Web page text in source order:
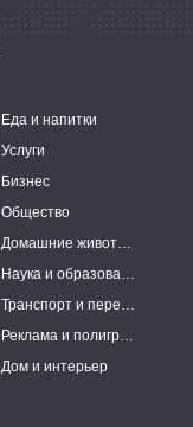
Еда и напитки
Услуги
Бизнес
Общество
Домашние животные
Наука и образование
Транспорт и перевозки
Реклама и полиграфия
Дом и интерьер